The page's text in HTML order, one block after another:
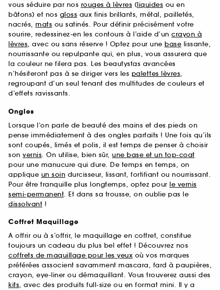
vous séduire par nos rouges à lèvres (liquides ou en
bâtons) et nos gloss aux finis brillants, métal, pailletés,
nacrés, mats ou satinés. Pour définir précisément votre
sourire, redessinez-en les contours à l’aide d’un crayon à
lèvres, avec ou sans réserve ! Optez pour une base lissante,
nourrissante ou repulpante qui, en plus, vous assurera que
la couleur ne filera pas. Les beautystas avancées
n’hésiteront pas à se diriger vers les palettes lèvres,
regroupant d’un seul tenant des multitudes de couleurs et
d’effets ravissants.
Ongles
Lorsque l’on parle de beauté des mains et des pieds on
pense immédiatement à des ongles parfaits ! Une fois qu’ils
sont coupés, limés et polis, il est temps de penser à choisir
son vernis. On utilise, bien sûr, une base et un top-coat
pour une manucure qui dure. De temps en temps, on
applique un soin durcisseur, lissant, fortifiant ou nourrissant.
Pour être tranquille plus longtemps, optez pour le vernis
semi-permanent. Et dans sa trousse, on oublie pas le
dissolvant !
Coffret Maquillage
A offrir ou à s’offrir, le maquillage en coffret, constitue
toujours un cadeau du plus bel effet ! Découvrez nos
coffrets de maquillage pour les yeux où vos marques
préférées associent savamment mascara, fard à paupières,
crayon, eye-liner ou démaquillant. Vous trouverez aussi des
kits, avec des produits full-size ou en format mini. Il y a